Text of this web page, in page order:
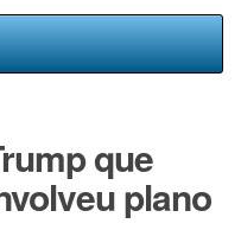
que
plano